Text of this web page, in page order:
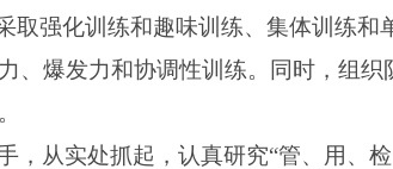
取强化训练和趣味训练、集体训练和
、爆发力和协调性训练。同时，组织
从实处抓起，认真研究“管、用、